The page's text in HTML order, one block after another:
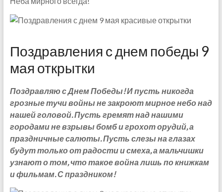
Поздравления с днем победы 9
мая открытки
Поздравляю с Днем Победы! И пусть никогда
грозные тучи войны не закроют мирное небо над
нашей головой. Пусть гремят над нашими
городами не взрывы бомб и грохот орудий, а
праздничные салюты. Пусть слезы на глазах
будут только от радости и смеха, а мальчишки
узнают о том, что такое война лишь по книжкам
и фильмам. С праздником!